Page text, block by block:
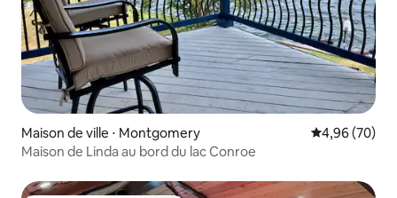
Maison de ville ⋅ Montgomery Évaluation
4,96 (70)
Maison de Linda au bord du lac Conroe